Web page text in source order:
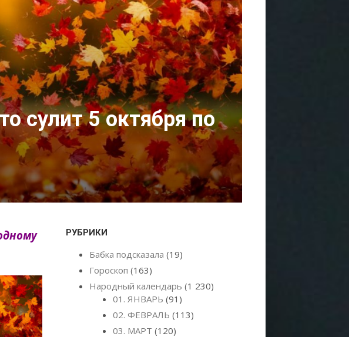
сулит 5 октября по
РУБРИКИ
Бабка подсказала (19)
Гороскоп (163)
Народный календарь (1 230)
01. ЯНВАРЬ (91)
02. ФЕВРАЛЬ (113)
03. МАРТ (120)